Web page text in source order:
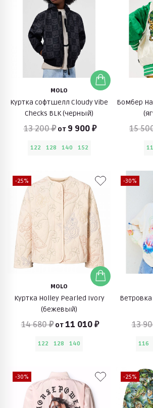
MOLO
Куртка софтшелл Cloudy Vibe
Checks BLK (черный)
13 200 ₽ от 9 900 ₽
122 128 140 152
Бомбер
15
-25%
MOLO
Куртка Holley Pearled Ivory
(бежевый)
14 680 ₽ от11 010 ₽
122 128 140
-30%
13
116
-30% -25%